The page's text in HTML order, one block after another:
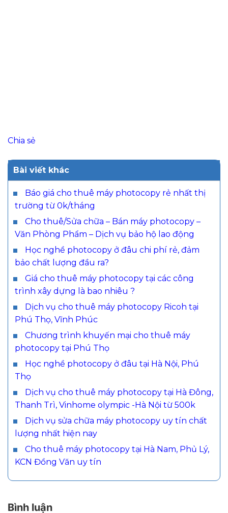
Chia sẻ
Bài viết khác
Báo giá cho thuê máy photocopy rẻ nhất thị
trường từ 0k/tháng
Cho thuê/Sửa chữa – Bán máy photocopy –
Văn Phòng Phẩm – Dịch vụ bảo hộ lao động
Học nghề photocopy ở đâu chi phí rẻ, đảm
bảo chất lượng đầu ra?
Giá cho thuê máy photocopy tại các công
trình xây dựng là bao nhiêu ?
Dịch vụ cho thuê máy photocopy Ricoh tại
Phú Thọ, Vĩnh Phúc
Chương trình khuyến mại cho thuê máy
photocopy tại Phú Thọ
Học nghề photocopy ở đâu tại Hà Nội, Phú
Thọ
Dịch vụ cho thuê máy photocopy tại Hà Đông,
Thanh Trì, Vinhome olympic -Hà Nội từ 500k
Dịch vụ sửa chữa máy photocopy uy tín chất
lượng nhất hiện nay
Cho thuê máy photocopy tại Hà Nam, Phủ Lý,
KCN Đồng Văn uy tín
Bình luận